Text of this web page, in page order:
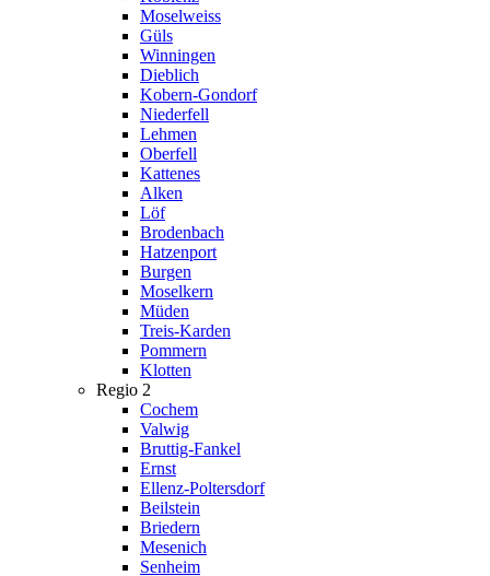
Moselweiss
Güls
Winningen
Dieblich
Kobern-Gondorf
Niederfell
Lehmen
Oberfell
Kattenes
Alken
Löf
Brodenbach
Hatzenport
Burgen
Moselkern
Müden
Treis-Karden
Pommern
Klotten
Regio 2
Cochem
Valwig
Bruttig-Fankel
Ernst
Ellenz-Poltersdorf
Beilstein
Briedern
Mesenich
Senheim